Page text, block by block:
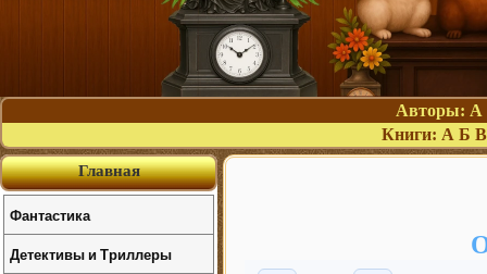
Авторы: А
Книги: А Б В
Главная
Фантастика
Детективы и Триллеры